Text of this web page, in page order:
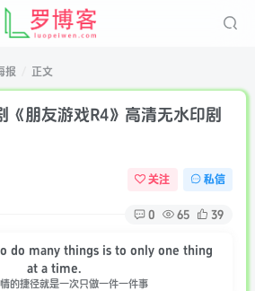
报 正文
《朋友游戏R4》高清无水印剧
关注 私信
0 65 39
do many things is to only one thing
at a time.
的捷径就是一次只做一件一件事